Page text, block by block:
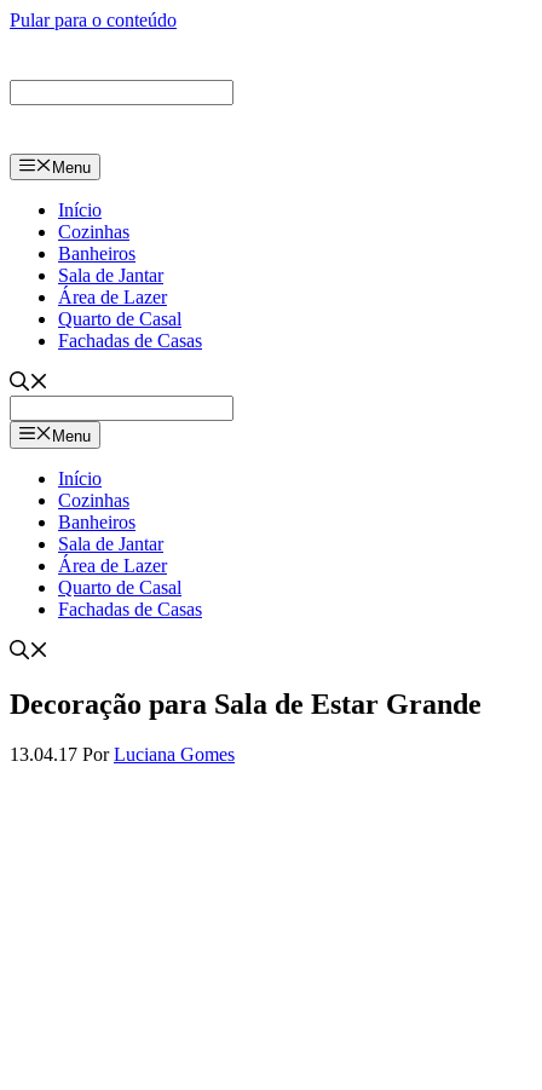
Pular para o conteúdo
Menu
Início
Cozinhas
Banheiros
Sala de Jantar
Área de Lazer
Quarto de Casal
Fachadas de Casas
Menu
Início
Cozinhas
Banheiros
Sala de Jantar
Área de Lazer
Quarto de Casal
Fachadas de Casas
Decoração para Sala de Estar Grande
13.04.17 PorLuciana Gomes